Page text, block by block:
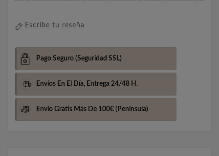
Escribe tu reseña
Pago Seguro (Seguridad SSL)
Envíos En El Día, Entrega 24/48 H.
Envio Gratis Más De 100€ (Península)